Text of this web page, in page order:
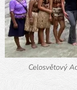
Celosvětový